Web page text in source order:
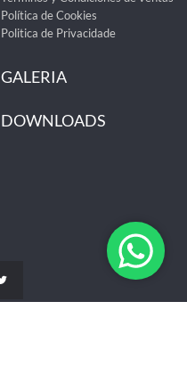
Política de Cookies
Politica de Privacidade
GALERIA
DOWNLOADS